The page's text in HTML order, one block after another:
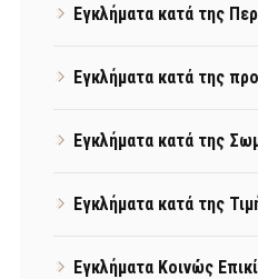
Εγκλήματα κατά της
Εγκλήματα κατά της
Εγκλήματα κατά της
Εγκλήματα κατά της
Εγκλήματα Κοινώς